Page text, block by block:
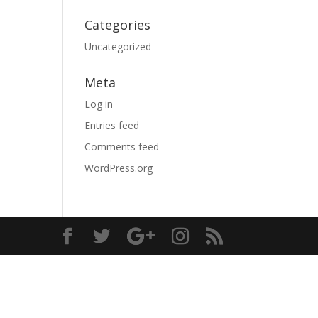
Categories
Uncategorized
Meta
Log in
Entries feed
Comments feed
WordPress.org